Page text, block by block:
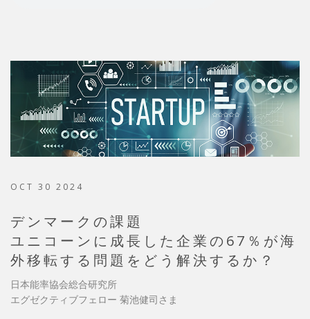
OCT 30 2024
デンマークの課題
ユニコーンに成長した企業の67％が海
外移転する問題をどう解決するか？
日本能率協会総合研究所
エグゼクティブフェロー 菊池健司さま